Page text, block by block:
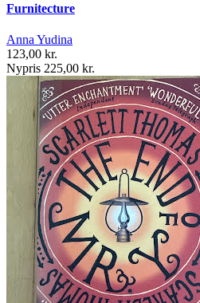
Furnitecture
Anna Yudina
123,00 kr.
Nypris 225,00 kr.